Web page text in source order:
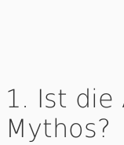
1. Ist die
Mythos?